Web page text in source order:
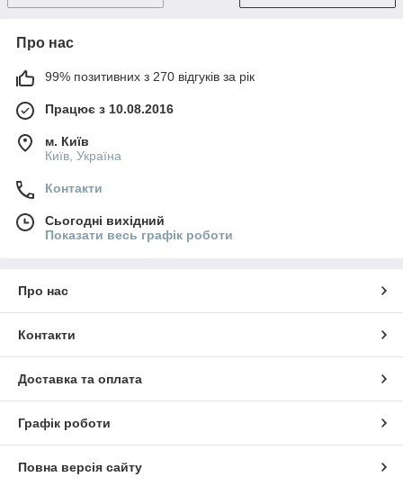
Про нас
99% позитивних з 270 відгуків за рік
Працює з 10.08.2016
м. Київ
Київ, Україна
Контакти
Сьогодні вихідний
Показати весь графік роботи
Про нас
Контакти
Доставка та оплата
Графік роботи
Повна версія сайту